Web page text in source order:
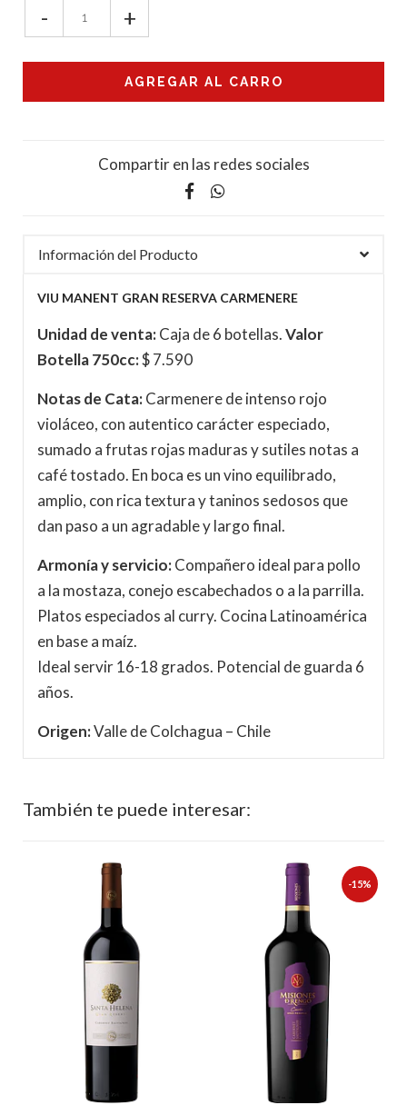
- +
Compartir en las redes sociales
Información del Producto
VIU MANENT GRAN RESERVA CARMENERE
Unidad de venta:Caja de 6 botellas.Valor
Botella 750cc:$ 7.590
Notas de Cata:Carmenere de intenso rojo
violáceo, con autentico carácter especiado,
sumado a frutas rojas maduras y sutiles notas a
café tostado. En boca es un vino equilibrado,
amplio, con rica textura y taninos sedosos que
dan paso a un agradable y largo final.
Armonía y servicio:Compañero ideal para pollo
a la mostaza, conejo escabechados o a la parrilla.
Platos especiados al curry. Cocina Latinoamérica
en base a maíz.
Ideal servir 16-18 grados. Potencial de guarda 6
años.
Origen:Valle de Colchagua – Chile
También te puede interesar:
-15%